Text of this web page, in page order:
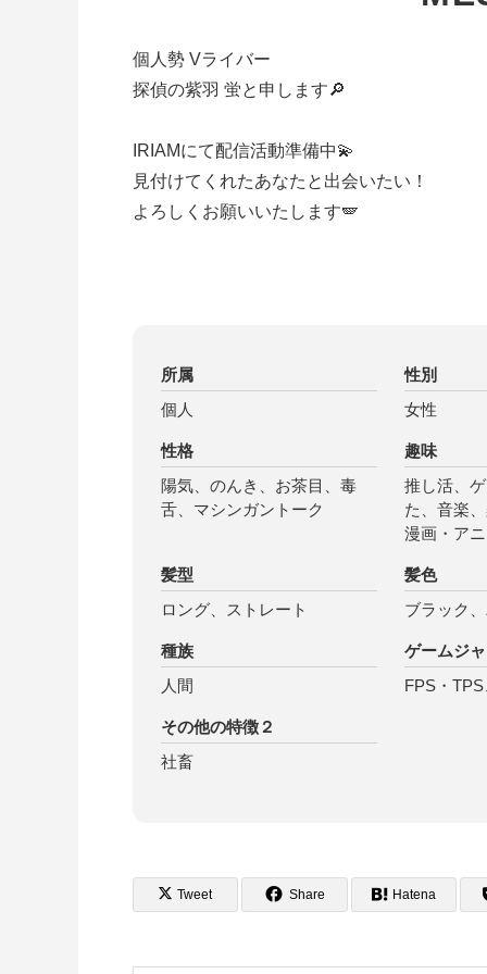
個人勢 Vライバー
探偵の紫羽 蛍と申します🔎
IRIAMにて配信活動準備中💫
見付けてくれたあなたと出会いたい！
よろしくお願いいたします🪽
所属
個人
性別
女性
性格
陽気、のんき、お茶目、毒
舌、マシンガントーク
趣味
推し活、
た、音楽
漫画・ア
髪型
ロング、ストレート
髪色
ブラック
種族
人間
ゲームジ
FPS・
その他の特徴２
社畜
Tweet Share Hatena